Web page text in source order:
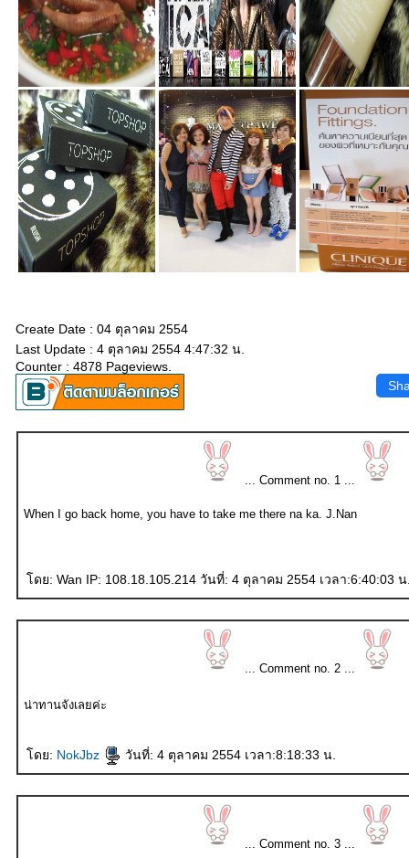
Create Date : 04 ตุลาคม 2554
Last Update : 4 ตุลาคม 2554 4:47:32 น.
Counter : 4878 Pageviews.
... Comment no. 1 ...
When I go back home, you have to take me there na ka. J.Nan
ดย: Wan IP: 108.18.105.214 วันที่: 4 ตุลาคม 2554 เวลา:6:40:03
... Comment no. 2 ...
น่าทานจังเลยค่ะ
ดย: NokJbz วันที่: 4 ตุลาคม 2554 เวลา:8:18:33 น.
... Comment no. 3 ...